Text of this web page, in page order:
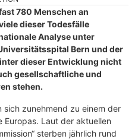
780 Menschen an
dieser Todesfälle
Analyse unter
Bern und der
dieser Entwicklung nicht
gesellschaftliche und
stehen.
zunehmend zu einem der
Europas. Laut der aktuellen
sterben jährlich rund